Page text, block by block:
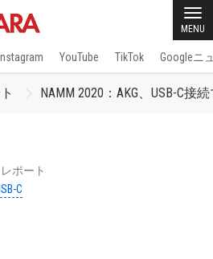
MENU
YouTube TikTok Googleニ
NAMM 2020：AKG、USB-C
レポート
C